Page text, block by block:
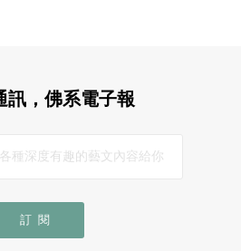
訊，佛系電子報
訂閱